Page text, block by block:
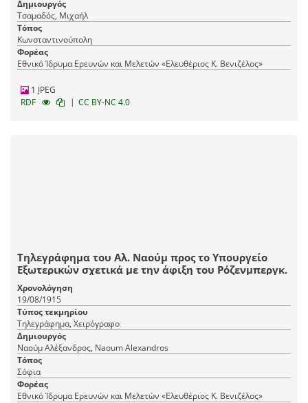
Δημιουργός
Τσαμαδός, Μιχαήλ
Τόπος
Κωνσταντινούπολη
Φορέας
Εθνικό Ίδρυμα Ερευνών και Μελετών «Ελευθέριος Κ. Βενιζέλος»
1 JPEG
RDF
| CC BY-NC 4.0
Τηλεγράφημα του Αλ. Ναούμ προς το Υπουργείο
Εξωτερικών σχετικά με την άφιξη του Ρόζενμπεργκ.
Χρονολόγηση
19/08/1915
Τύπος τεκμηρίου
Τηλεγράφημα, Χειρόγραφο
Δημιουργός
Ναούμ Αλέξανδρος, Naoum Alexandros
Τόπος
Σόφια
Φορέας
Εθνικό Ίδρυμα Ερευνών και Μελετών «Ελευθέριος Κ. Βενιζέλος»